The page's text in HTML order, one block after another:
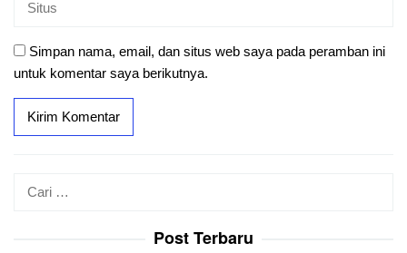
Simpan nama, email, dan situs web saya pada peramban ini
untuk komentar saya berikutnya.
Post Terbaru